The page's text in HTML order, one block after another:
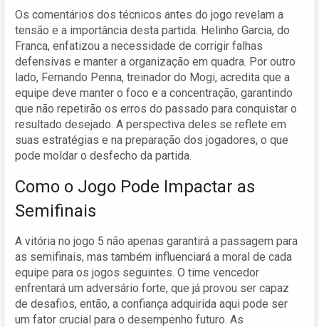
Os comentários dos técnicos antes do jogo revelam a
tensão e a importância desta partida. Helinho Garcia, do
Franca, enfatizou a necessidade de corrigir falhas
defensivas e manter a organização em quadra. Por outro
lado, Fernando Penna, treinador do Mogi, acredita que a
equipe deve manter o foco e a concentração, garantindo
que não repetirão os erros do passado para conquistar o
resultado desejado. A perspectiva deles se reflete em
suas estratégias e na preparação dos jogadores, o que
pode moldar o desfecho da partida.
Como o Jogo Pode Impactar as
Semifinais
A vitória no jogo 5 não apenas garantirá a passagem para
as semifinais, mas também influenciará a moral de cada
equipe para os jogos seguintes. O time vencedor
enfrentará um adversário forte, que já provou ser capaz
de desafios, então, a confiança adquirida aqui pode ser
um fator crucial para o desempenho futuro. As